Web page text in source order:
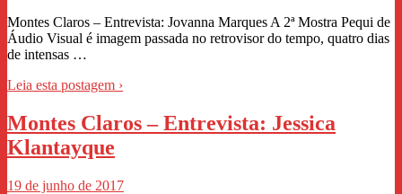
Montes Claros – Entrevista: Jovanna Marques A 2ª Mostra Pequi de
Áudio Visual é imagem passada no retrovisor do tempo, quatro dias
de intensas …
Leia esta postagem ›
Montes Claros – Entrevista: Jessica
Klantayque
19 de junho de 2017